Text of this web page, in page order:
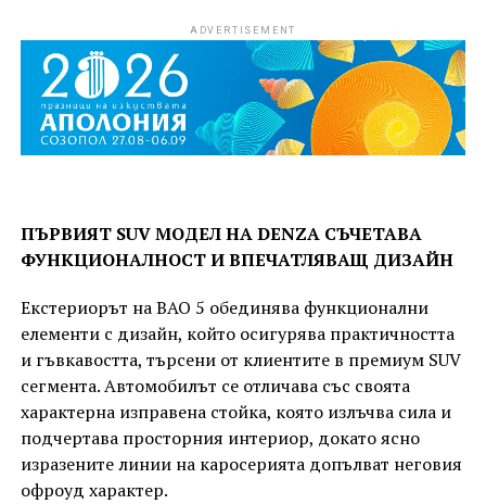
ADVERTISEMENT
ПЪРВИЯТ SUV МОДЕЛ НА DENZA СЪЧЕТАВА
ФУНКЦИОНАЛНОСТ И ВПЕЧАТЛЯВАЩ ДИЗАЙН
Екстериорът на BAO 5 обединява функционални
елементи с дизайн, който осигурява практичността
и гъвкавостта, търсени от клиентите в премиум SUV
сегмента. Автомобилът се отличава със своята
характерна изправена стойка, която излъчва сила и
подчертава просторния интериор, докато ясно
изразените линии на каросерията допълват неговия
офроуд характер.